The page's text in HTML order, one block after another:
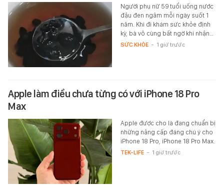
Người phụ nữ 59 tuổi uống nước
đậu đen ngâm mỗi ngày suốt 1
năm. Khi đi khám sức khỏe định
kỳ, bà vô cùng bất ngờ khi nhận…
SỨC KHỎE - 1 giờ trước
Apple làm điều chưa từng có với iPhone 18 Pro
Max
Apple được cho là đang chuẩn bị
những nâng cấp đáng chú ý cho
iPhone 18 Pro, iPhone 18 Pro Max.
TEK-LIFE - 1 giờ trước